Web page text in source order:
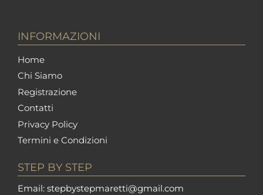
INFORMAZIONI
Home
Chi Siamo
Registrazione
Contatti
Privacy Policy
Termini e Condizioni
STEP BY STEP
Email: stepbystepmaretti@gmail.com